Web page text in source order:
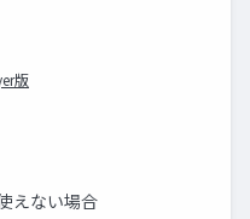
版
えない場合